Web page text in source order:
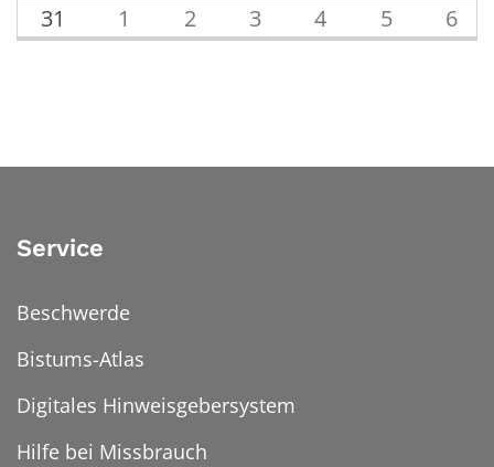
31
1 2 3 4 5 6
Service
Beschwerde
Bistums-Atlas
Digitales Hinweisgebersystem
Hilfe bei Missbrauch